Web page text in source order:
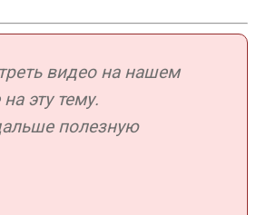
видео на нашем
эту тему.
полезную